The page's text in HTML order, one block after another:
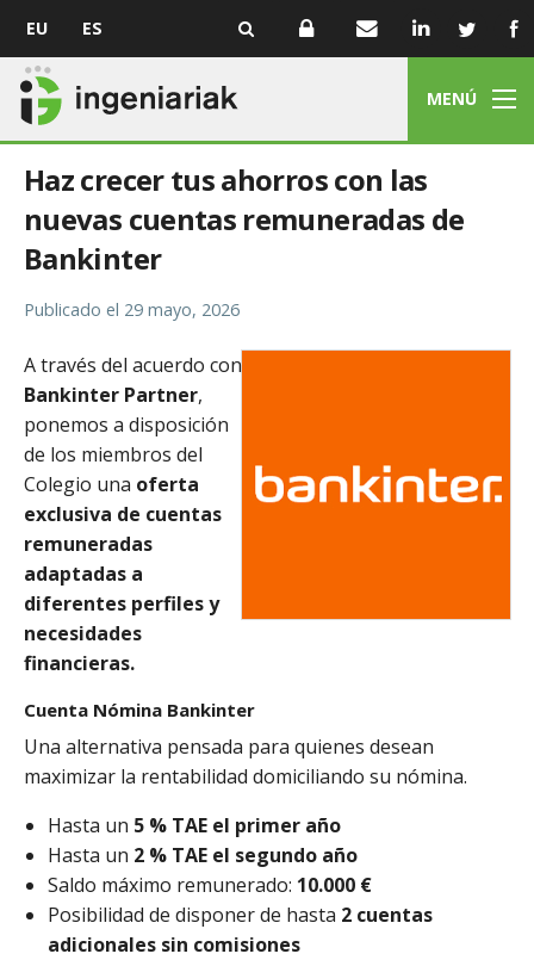
EU ES
MENÚ
Haz crecer tus ahorros con las
nuevas cuentas remuneradas de
Bankinter
Publicado el 29 mayo, 2026
A través del acuerdo con
Bankinter Partner,
ponemos a disposición
de los miembros del
Colegio una oferta
exclusiva de cuentas
remuneradas
adaptadas a
diferentes perfiles y
necesidades
financieras.
Cuenta Nómina Bankinter
Una alternativa pensada para quienes desean
maximizar la rentabilidad domiciliando su nómina.
Hasta un 5 % TAE el primer año
Hasta un 2 % TAE el segundo año
Saldo máximo remunerado: 10.000 €
Posibilidad de disponer de hasta 2 cuentas
adicionales sin comisiones